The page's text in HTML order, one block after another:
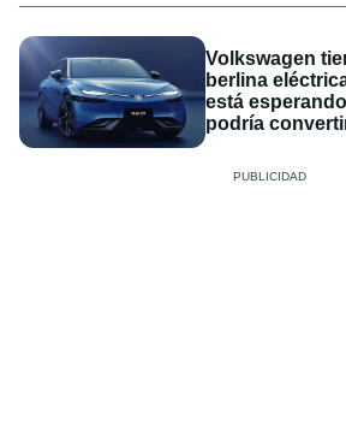
Volkswagen
berlina
está
podría